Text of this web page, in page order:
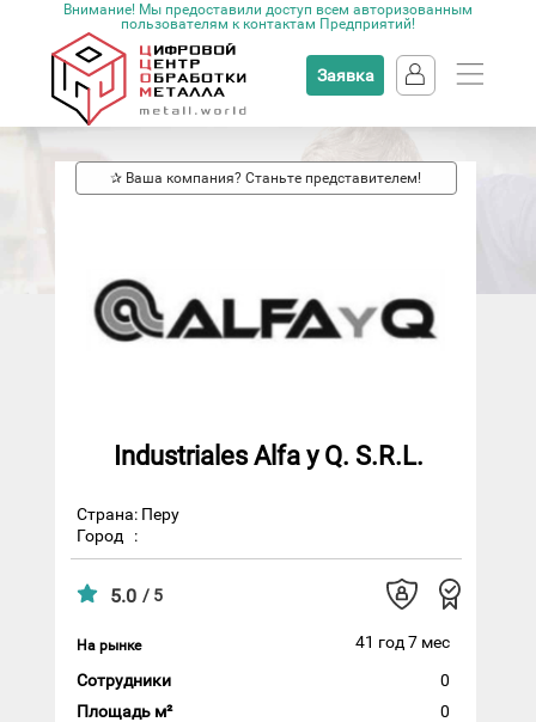
Внимание! Мы предоставили доступ всем авторизованным
пользователям к контактам Предприятий!
Заявка
✰ Ваша компания? Станьте представителем!
Industriales Alfa y Q. S.R.L.
Страна: Перу
Город
:
5.0 / 5
На рынке
41 год 7 мес
Сотрудники
0
Площадь м²
0